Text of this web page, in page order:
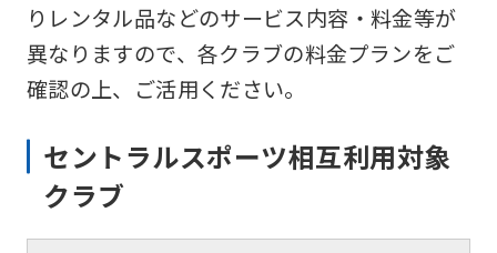
りレンタル品などのサービス内容・料金等が
異なりますので、各クラブの料金プランをご
確認の上、ご活用ください。
セントラルスポーツ相互利用対象
クラブ